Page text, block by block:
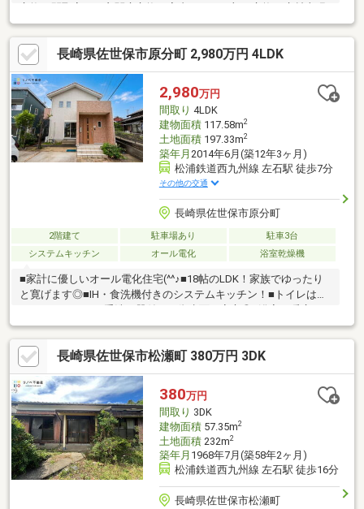
り、シューズボックス交換、クロス張替え、畳表替え、障子・襖
張替え・インターホン設置、照明器具交換・シロアリ防除工事
【おすすめポイント】・耐震診断を実施した結果、新耐震基準に
適合しています。・本物件は条件により住宅ローン減税が適用さ
れます。【周辺施設】・赤崎小学校約1500ｍ（徒歩約19分）・愛
宕中学校約1000ｍ（徒歩約13分/自転車約4分）
長崎県佐世保市原分町 2,980万円 4LDK
2,980万円
間取り 4LDK
建物面積117.58m2
土地面積197.33m2
築年月 2014年6月(築12年3ヶ月)
松浦鉄道西九州線 左石駅 徒歩7分
その他の交通
長崎県佐世保市原分町
2階建て 駐車場あり
駐車3台
システムキッチン
オール電化 浴室乾燥機
■家計に優しいオール電化住宅(^^♪■18帖のLDK！家族でゆったり
と寛げます◎■IH・食洗機付きのシステムキッチン！■トイレはタ
乾燥・涼風機能付き◎■WICあり。一部屋に集めて収納できるので
必要な物をすぐに見つけられます。■シューズインクロークあ
り。室内に汚れを持ち込まないので、花粉症などアレルギーをお
持ちの方にもオススメ。■駐車3台～4台可！広々とした駐車スペ
ースです♪■西高まで徒歩約3分！■大野モールまで車で約5分！商
業施設近くで安心！
長崎県佐世保市松瀬町 380万円 3DK
380万円
間取り 3DK
建物面積57.35m2
土地面積232m2
築年月 1968年7月(築58年2ヶ月)
松浦鉄道西九州線 左石駅 徒歩16分
長崎県佐世保市松瀬町